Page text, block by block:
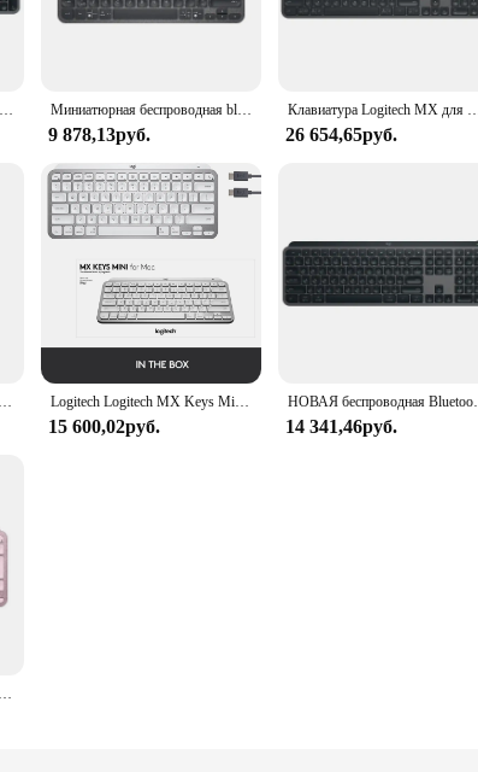
100% оригинальная беспроводная Bluetooth-клавиатура Logitech MX Keys S, офисное соединение нескольких устройств, болт с подсветкой, ультратонкий и портативный Миниатюрная беспроводная bluetooth-клавиатура Logitech MX keys, 2,4 ГГц, bluetooth-зарядка компьютера, Офисная высококлассная клавиатура
9 878,13руб.
Клавиатура Logitech MX для MAC, беспроводная Bluetooth-клавиатура, многофункциональная
26 654,65руб.
Logitech MX Механическая беспроводная офисная клавиатура USB-приемник Bluetooth игровая клавиатура с подсветкой для Windows IOS Android Logitech Logitech MX Keys Mini для беспроводной клавиатуры Mac, компактная Bluetooth-клавиатура с подсветкой USB-C, совместимая с ОС Apple MacOS iPad
15 600,02руб.
НОВАЯ беспроводная Bluetooth-
14 341,46руб.
Logitech Mx Keys Мини Беспроводная Водонепроницаемая Bluetooth-клавиатура 104 клавиши с подсветкой Тонкий Бесшумный Портативный Бизнес-Компьютер Ноутбук